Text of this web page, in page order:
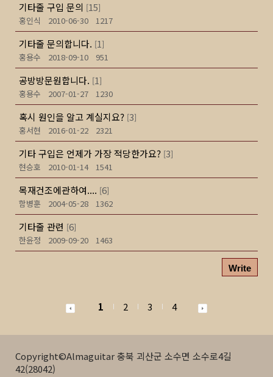
기타줄 구입 문의 [15]
홍인식
2010-06-30 1217
기타줄 문의합니다. [1]
홍용수
2018-09-10 951
공방방문원합니다. [1]
홍용수
2007-01-27 1230
혹시 원인을 알고 계실지요? [3]
홍서현
2016-01-22 2321
기타 구입은 언제가 가장 적당한가요? [3]
현승호
2010-01-14 1541
목재건조에관하여.... [6]
함병훈
2004-05-28 1362
기타줄 관련 [6]
한윤정
2009-09-20 1463
Write
1 2 3 4
Copyright©Almaguitar 충북 괴산군 소수면 소수로4길
42(28042)